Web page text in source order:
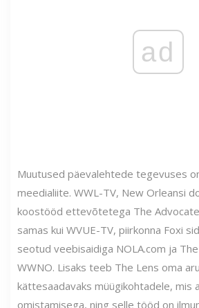
ad
Muutused päevalehtede tegevuses
meedialiite. WWL-TV, New Orleansi
koostööd ettevõtetega The
samas kui WVUE-TV, piirkonna Foxi
seotud veebisaidiga NOLA.com ja
WWNO. Lisaks teeb The Lens oma
kättesaadavaks müügikohtadele, mis
omistamisega, ning selle tööd on